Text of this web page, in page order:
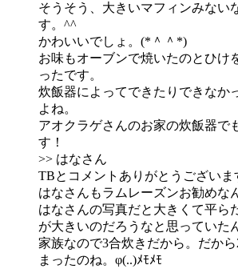
そうそう、大きいマフィンみない
す。^^
かわいいでしょ。(*＾＾*)
お味もオーブンで焼いたのとひけ
ったです。
炊飯器によってできたりできなか
よね。
アオクラゲさんのお家の炊飯器で
す！
>> はなさん
TBとコメントありがとうございま
はなさんもラムレーズンお勧めな
はなさんの写真だと大きくて平ら
が大きいのだろうなと思っていた
家族なので3合炊きだから。だか
まったのね。φ(..)ﾒﾓﾒﾓ